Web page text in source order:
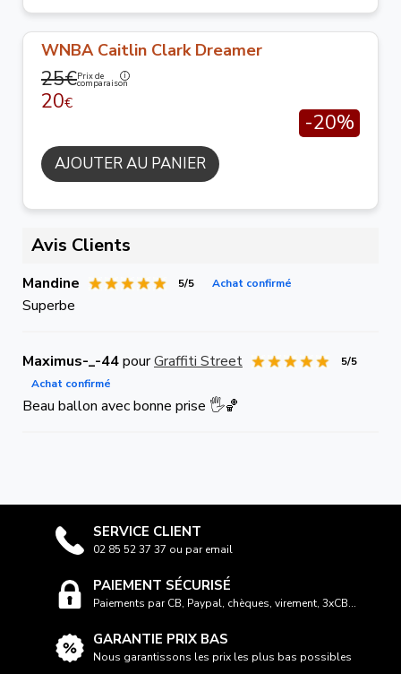
WNBA Caitlin Clark Dreamer
25€Prix de
comparaison
20€
-20%
AJOUTER AU PANIER
Avis Clients
Mandine 5/5 Achat confirmé
Superbe
Maximus-_-44pourGraffiti Street
5/5
Achat confirmé
Beau ballon avec bonne prise 🖐🏀
SERVICE CLIENT
02 85 52 37 37 ou par email
PAIEMENT SÉCURISÉ
Paiements par CB, Paypal, chèques, virement, 3xCB...
GARANTIE PRIX BAS
Nous garantissons les prix les plus bas possibles